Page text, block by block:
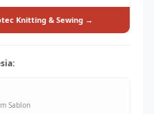
Knitting & Sewing →
Sablon